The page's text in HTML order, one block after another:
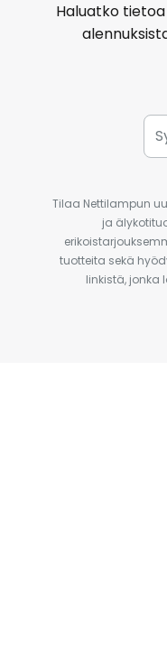
Haluatko
Tilaa Nettilampun
ja
tuotteita sekä
linkistä, jonka